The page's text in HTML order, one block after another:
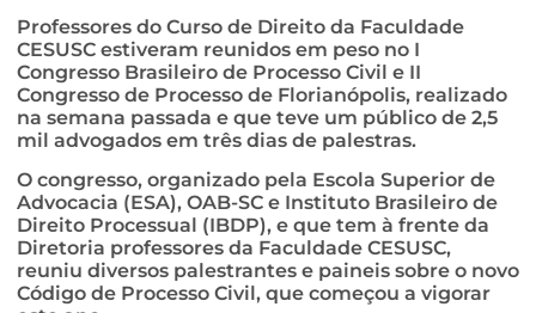
Professores do Curso de Direito da Faculdade
CESUSC estiveram reunidos em peso no I
Congresso Brasileiro de Processo Civil e II
Congresso de Processo de Florianópolis, realizado
na semana passada e que teve um público de 2,5
mil advogados em três dias de palestras.
O congresso, organizado pela Escola Superior de
Advocacia (ESA), OAB-SC e Instituto Brasileiro de
Direito Processual (IBDP), e que tem à frente da
Diretoria professores da Faculdade CESUSC,
reuniu diversos palestrantes e paineis sobre o novo
Código de Processo Civil, que começou a vigorar